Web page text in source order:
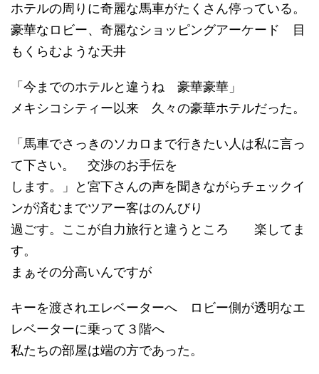
ホテルの周りに奇麗な馬車がたくさん停っている。
豪華なロビー、奇麗なショッピングアーケード 目
もくらむような天井
「今までのホテルと違うね 豪華豪華」
メキシコシティー以来 久々の豪華ホテルだった。
「馬車でさっきのソカロまで行きたい人は私に言っ
て下さい。 交渉のお手伝を
します。」と宮下さんの声を聞きながらチェックイ
ンが済むまでツアー客はのんびり
過ごす。ここが自力旅行と違うところ 楽してま
す。
まぁその分高いんですが
キーを渡されエレベーターへ ロビー側が透明なエ
レベーターに乗って３階へ
私たちの部屋は端の方であった。